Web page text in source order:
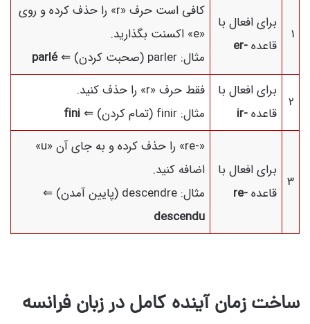
1
برای افعال با
قاعده-er
کافی است حرف «r» را حذف کرده و روی
«e» اکسنت بگذارید.
مثال: parler (صحبت کردن) ⇐
parlé
2
برای افعال با
قاعده-ir
فقط حرف «r» را حذف کنید.
مثال: finir (تمام کردن) ⇐
fini
3
برای افعال با
قاعده-re
«-re» را حذف کرده و به جای آن «u»
اضافه کنید.
مثال: descendre (پایین آمدن) ⇐
descendu
ساخت زمان آینده کامل در زبان فرانسه